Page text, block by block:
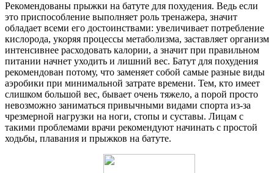
Рекомендованы прыжки на батуте для похудения. Ведь если
это приспособление выполняет роль тренажера, значит
обладает всеми его достоинствами: увеличивает потребление
кислорода, укоряя процессы метаболизма, заставляет организм
интенсивнее расходовать калории, а значит при правильном
питании начнет уходить и лишний вес. Батут для похудения
рекомендован потому, что заменяет собой самые разные виды
аэробики при минимальной затрате времени. Тем, кто имеет
слишком большой вес, бывает очень тяжело, а порой просто
невозможно заниматься привычными видами спорта из-за
чрезмерной нагрузки на ноги, стопы и суставы. Лицам с
такими проблемами врачи рекомендуют начинать с простой
ходьбы, плавания и прыжков на батуте.